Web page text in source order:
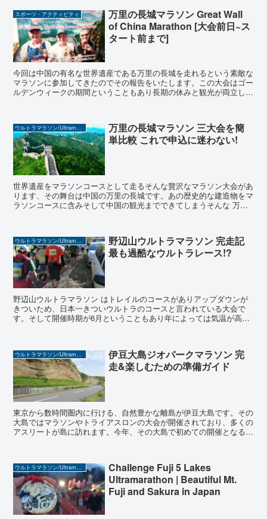
スポーツ・アクティビティ
万里の長城マラソン Great Wall
of China Marathon [大会前日~ス
タート前まで]
今回は中国の有名な世界遺産である万里の長城を走れるという素敵な
マラソンに参加してきたのでその報告をいたします。この大会はゴー
ルデンウィークの期間ということもあり長期の休みと観光が両立しや
ウルトラマラソン/Ultramarathon
万里の長城マラソン 三大会を簡
単比較 これで申込に迷わない!
世界遺産をマラソンコースとして走るそんな贅沢なマラソン大会があ
ります、その舞台は中国の万里の長城です。あの歴史的な建造物をマ
ラソンコースに含みそして中国の観光までできてしまうそんな 万里
ウルトラマラソン/Ultramarathon
野辺山ウルトラマラソン 完走記
最も過酷なウルトラレース!?
野辺山ウルトラマラソン はトレイルのコースがありアップダウンが
きついため、日本一きついウルトラのコースと言われている大会で
す。そして開催時期が6月ということもあり年によっては気温が高
ウルトラマラソン/Ultramarathon
伊豆大島ジオパークマラソン 完
走&楽しむための準備ガイド
東京から数時間圏内に行ける、自然豊かな離島が伊豆大島です。その
大島ではマラソンやトライアスロンの大会が開催されており、多くの
アスリートが島に訪れます。今年、その大島で初めての開催となる「
ウルトラマラソン/Ultramarathon
Challenge Fuji 5 Lakes
Ultramarathon | Beautiful Mt.
Fuji and Sakura in Japan